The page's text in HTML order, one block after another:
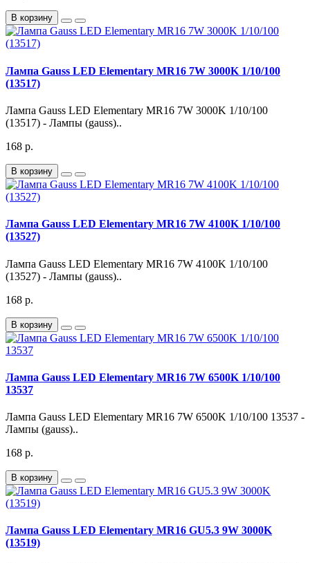
В корзину
Лампа Gauss LED Elementary MR16 7W 3000K 1/10/100
(13517)
Лампа Gauss LED Elementary MR16 7W 3000K 1/10/100
(13517) - Лампы (gauss)..
168 р.
В корзину
Лампа Gauss LED Elementary MR16 7W 4100K 1/10/100
(13527)
Лампа Gauss LED Elementary MR16 7W 4100K 1/10/100
(13527) - Лампы (gauss)..
168 р.
В корзину
Лампа Gauss LED Elementary MR16 7W 6500K 1/10/100
13537
Лампа Gauss LED Elementary MR16 7W 6500K 1/10/100 13537 -
Лампы (gauss)..
168 р.
В корзину
Лампа Gauss LED Elementary MR16 GU5.3 9W 3000K
(13519)